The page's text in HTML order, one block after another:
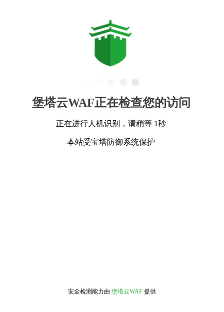
堡塔云WAF正在检查您的访问
正在进行人机识别，请稍等 1秒
本站受宝塔防御系统保护
安全检测能力由 堡塔云WAF 提供